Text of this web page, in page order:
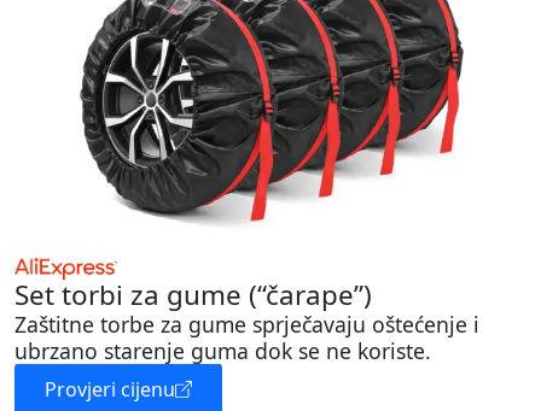
Set torbi za gume (“čarape”)
Zaštitne torbe za gume sprječavaju oštećenje i
ubrzano starenje guma dok se ne koriste.
Provjeri cijenu